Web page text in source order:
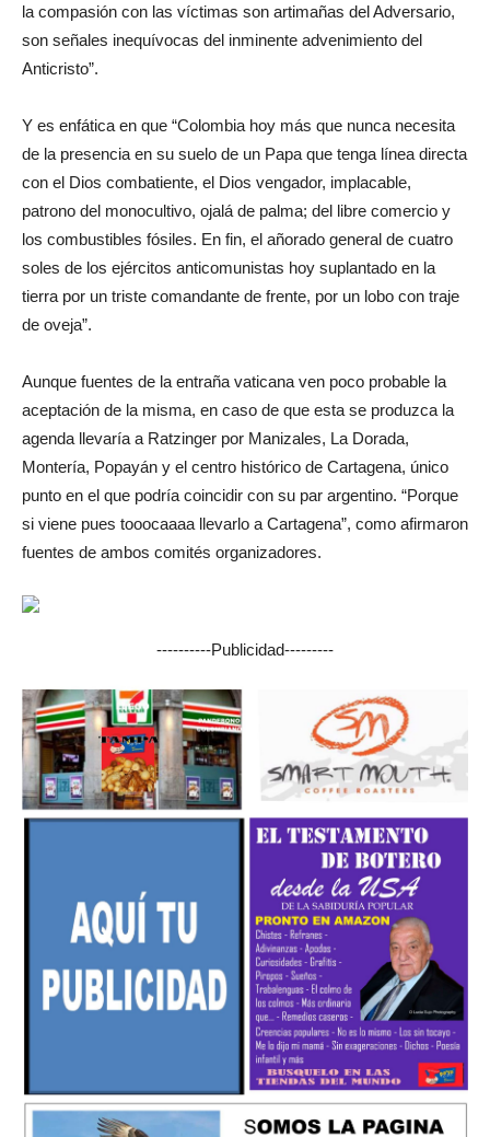
la compasión con las víctimas son artimañas del Adversario,
son señales inequívocas del inminente advenimiento del
Anticristo”.
Y es enfática en que “Colombia hoy más que nunca necesita
de la presencia en su suelo de un Papa que tenga línea directa
con el Dios combatiente, el Dios vengador, implacable,
patrono del monocultivo, ojalá de palma; del libre comercio y
los combustibles fósiles. En fin, el añorado general de cuatro
soles de los ejércitos anticomunistas hoy suplantado en la
tierra por un triste comandante de frente, por un lobo con traje
de oveja”.
Aunque fuentes de la entraña vaticana ven poco probable la
aceptación de la misma, en caso de que esta se produzca la
agenda llevaría a Ratzinger por Manizales, La Dorada,
Montería, Popayán y el centro histórico de Cartagena, único
punto en el que podría coincidir con su par argentino. “Porque
si viene pues tooocaaaa llevarlo a Cartagena”, como afirmaron
fuentes de ambos comités organizadores.
----------Publicidad---------